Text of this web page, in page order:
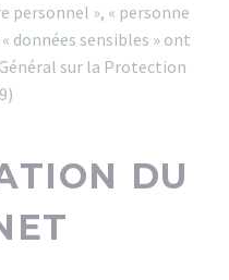
personnel », « personne
données sensibles » ont
sur la Protection
DU